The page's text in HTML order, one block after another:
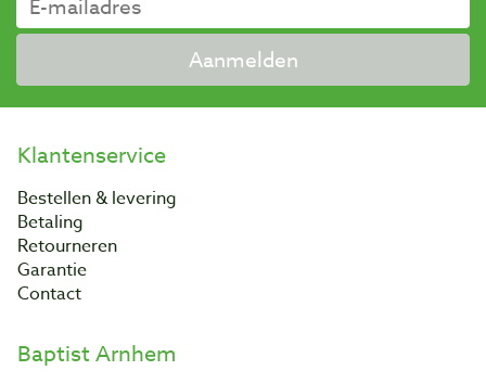
Aanmelden
Klantenservice
Bestellen & levering
Betaling
Retourneren
Garantie
Contact
Baptist Arnhem